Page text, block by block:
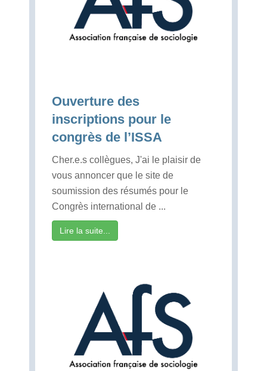
Ouverture des
inscriptions pour le
congrès de l’ISSA
Cher.e.s collègues, J'ai le plaisir de
vous annoncer que le site de
soumission des résumés pour le
Congrès international de ...
Lire la suite...